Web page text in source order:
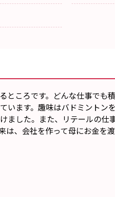
ころです。どんな仕事で
ます。趣味はバドミント
した。また、リテールの
、会社を作って母にお金を